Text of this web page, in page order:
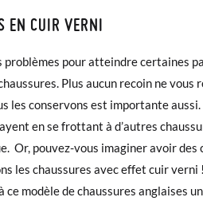
EN CUIR VERNI
problèmes pour atteindre certaines
Plus aucun recoin ne
les conservons est importante
en se frottant à d’autres
pouvez-vous imaginer avoir
les chaussures avec effet cuir
modèle de chaussures anglaises